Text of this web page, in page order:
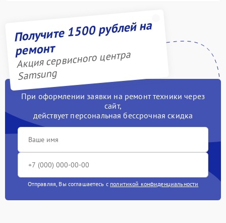
Получите 1500 рублей на
ремонт
Акция сервисного центра
Samsung
При оформлении заявки на ремонт техники через
сайт,
действует персональная бессрочная скидка
Отправляя, Вы соглашаетесь с политикой конфиденциальности